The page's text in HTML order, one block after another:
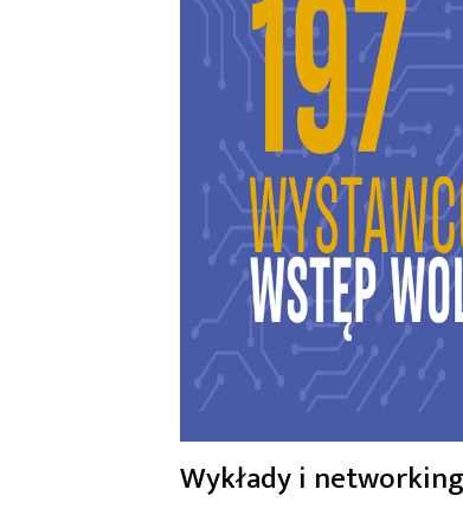
Wykłady i networking